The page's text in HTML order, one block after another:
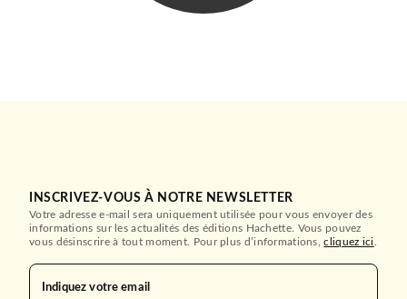
INSCRIVEZ-VOUS À NOTRE NEWSLETTER
Votre adresse e-mail sera uniquement utilisée pour vous envoyer des
informations sur les actualités des éditions Hachette. Vous pouvez
vous désinscrire à tout moment. Pour plus d’informations,cliquez ici
Indiquez votre email